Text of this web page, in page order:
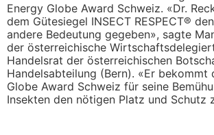
Energy Globe Award Schweiz. «Dr.
dem Gütesiegel INSECT RESPECT®
andere Bedeutung gegeben», sagte
der österreichische
Handelsrat der österreichischen
Handelsabteilung (Bern). «Er bekommt
Globe Award Schweiz für seine
Insekten den nötigen Platz und Schutz